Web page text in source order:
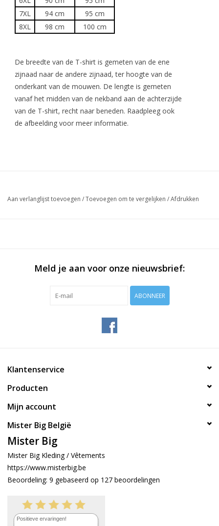
7XL
94 cm
95 cm
8XL
98 cm 100 cm
De breedte van de T-shirt is gemeten van de ene
zijnaad naar de andere zijnaad, ter hoogte van de
onderkant van de mouwen. De lengte is gemeten
vanaf het midden van de nekband aan de achterzijde
van de T-shirt, recht naar beneden. Raadpleeg ook
de afbeelding voor meer informatie.
Aan verlanglijst toevoegen /Toevoegen om te vergelijken /Afdrukken
Meld je aan voor onze nieuwsbrief:
ABONNEER
Klantenservice
Producten
Mijn account
Mister Big België
Mister Big
Mister Big Kleding / Vêtements
https://www.misterbig.be
Beoordeling: 9 gebaseerd op 127 beoordelingen